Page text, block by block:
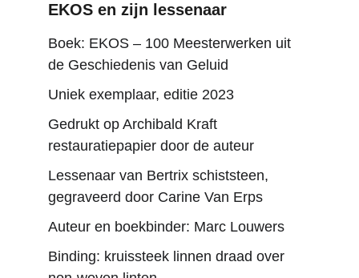
EKOS en zijn lessenaar
Boek: EKOS – 100 Meesterwerken uit
de Geschiedenis van Geluid
Uniek exemplaar, editie 2023
Gedrukt op Archibald Kraft
restauratiepapier door de auteur
Lessenaar van Bertrix schiststeen,
gegraveerd door Carine Van Erps
Auteur en boekbinder: Marc Louwers
Binding: kruissteek linnen draad over